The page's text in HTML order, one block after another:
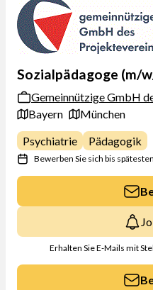
Sozialpädagoge (m/
Gemeinnützige GmbH
Bayern
München
Psychiatrie
Pädagogik
Bewerben Sie sich bis
Erhalten Sie E-Mails mit